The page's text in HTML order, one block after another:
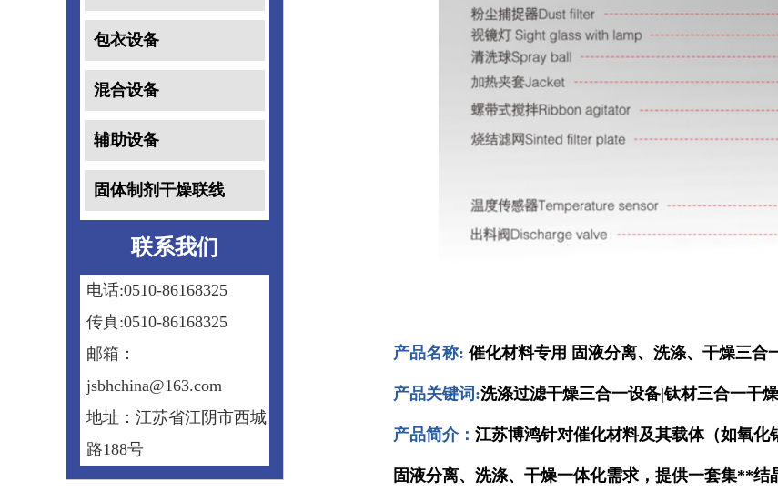
包衣设备
混合设备
辅助设备
固体制剂干燥联线
联系我们
电话:0510-86168325
传真:0510-86168325
邮箱：
jsbhchina@163.com
地址：江苏省江阴市西城
路188号
产品名称: 催化材料专用 固液分离、洗涤、干燥三合
产品关键词:洗涤过滤干燥三合一设备|钛材三合一干
产品简介： 江苏博鸿针对催化材料及其载体（如氧
固液分离、洗涤、干燥一体化需求，提供一套集**结